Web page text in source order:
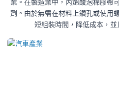
業。在製造業中，丙烯酸泡棉膠帶
劑。由於無需在材料上鑽孔或使用
短組裝時間，降低成本，並